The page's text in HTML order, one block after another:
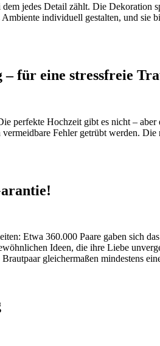
jedes Detail zählt. Die Dekoration
individuell gestalten, und
für eine stressfreie
perfekte Hochzeit gibt es nicht –
Fehler getrübt werden.
Etwa 360.000 Paare gaben sich
Ideen, die ihre Liebe
gleichermaßen mindestens